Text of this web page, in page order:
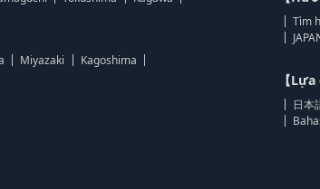
Miyazaki
Kagoshima
Tìm
【
日本